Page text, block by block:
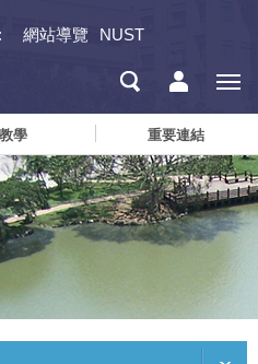
網站導覽 NUST
教學 重要連結